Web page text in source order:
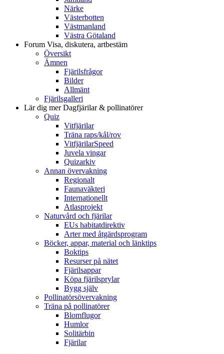
Närke
Västerbotten
Västmanland
Västra Götaland
Forum Visa, diskutera, artbestäm
Översikt
Ämnen
Fjärilsfrågor
Bilder
Allmänt
Fjärilsgalleri
Lär dig merDagfjärilar & pollinatörer
Quiz
Vitfjärilar
Träna raps/kål/rov
VitfjärilarSpeed
Juvela vingar
Quizarkiv
Annan övervakning
Regionalt
Faunaväkteri
Internationellt
Atlasprojekt
Naturvård och fjärilar
EUs habitatdirektiv
Arter med åtgärdsprogram
Böcker, appar, material och länktips
Boktips
Resurser på nätet
Fjärilsappar
Köpa fjärilsprylar
Bygg själv
Pollinatörsövervakning
Träna på pollinatörer
Blomflugor
Humlor
Solitärbin
Fjärilar